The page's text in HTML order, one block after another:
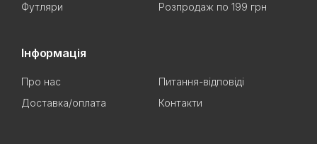
Футляри
Розпродаж по 199 грн
Інформація
Про нас
Питання-відповіді
Доставка/оплата
Контакти